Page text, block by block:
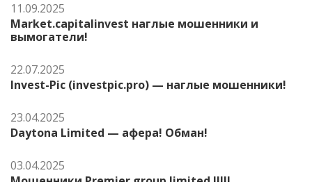
11.09.2025
Market.capitalinvest наглые мошенники и
вымогатели!
22.07.2025
Invest-Pic (investpic.pro) — наглые мошенники!
23.04.2025
Daytona Limited — афера! Обман!
03.04.2025